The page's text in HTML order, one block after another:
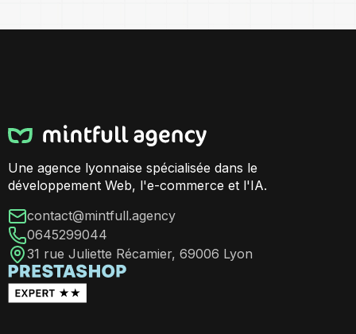
Une agence lyonnaise spécialisée dans le
développement Web, l'e-commerce et l'IA.
contact@mintfull.agency
0645299044
31 rue Juliette Récamier, 69006 Lyon